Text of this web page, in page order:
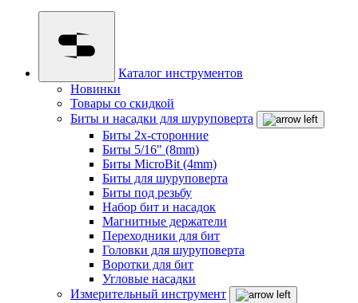
Каталог инструментов
Новинки
Товары со скидкой
Биты и насадки для шуруповерта
Биты 2х-сторонние
Биты 5/16" (8mm)
Биты MicroBit (4mm)
Биты для шуруповерта
Биты под резьбу
Набор бит и насадок
Магнитные держатели
Переходники для бит
Головки для шуруповерта
Воротки для бит
Угловые насадки
Измерительный инструмент